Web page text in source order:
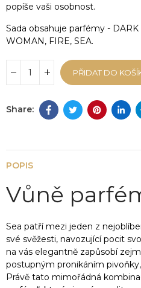
popíše vaši osobnost.
Sada obsahuje parfémy - DARK
WOMAN, FIRE, SEA.
PŘIDAT DO
POPIS
Vůně
Sea patří mezi jeden z
své svěžesti, navozující pocit
na vás elegantně zapůsobí
postupným pronikáním
Právě tato mimořádná